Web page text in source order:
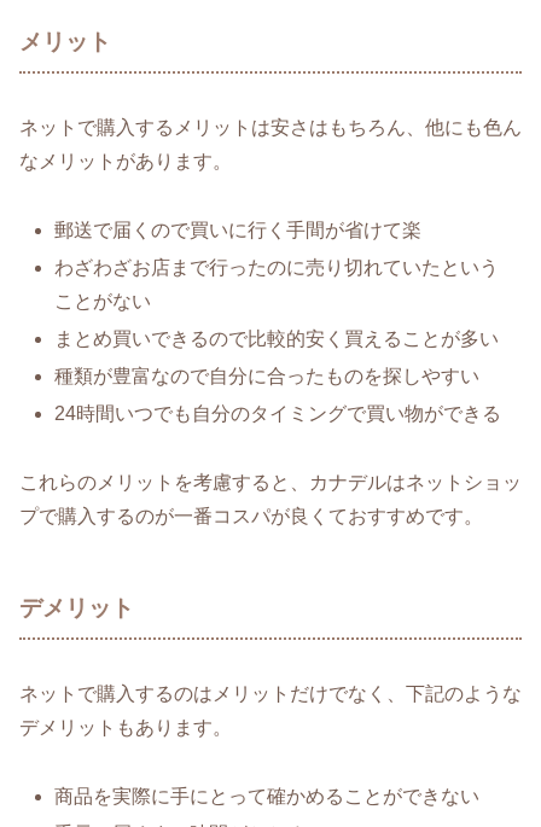
メリット
ネットで購入するメリットは安さはもちろん、他にも色ん
なメリットがあります。
郵送で届くので買いに行く手間が省けて楽
わざわざお店まで行ったのに売り切れていたという
ことがない
まとめ買いできるので比較的安く買えることが多い
種類が豊富なので自分に合ったものを探しやすい
24時間いつでも自分のタイミングで買い物ができる
これらのメリットを考慮すると、カナデルはネットショッ
プで購入するのが一番コスパが良くておすすめです。
デメリット
ネットで購入するのはメリットだけでなく、下記のような
デメリットもあります。
商品を実際に手にとって確かめることができない